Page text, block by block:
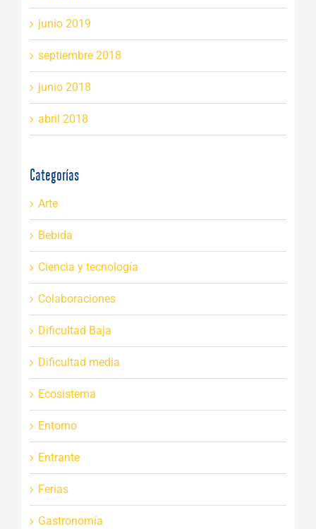
junio 2019
septiembre 2018
junio 2018
abril 2018
Categorías
Arte
Bebida
Ciencia y tecnología
Colaboraciones
Dificultad Baja
Dificultad media
Ecosistema
Entorno
Entrante
Ferias
Gastronomía